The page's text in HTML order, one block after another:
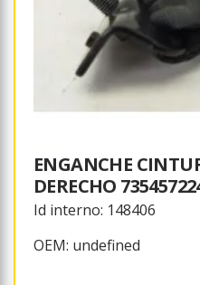
ENGANCHE
DERECHO
Id interno: 148406
OEM: undefined